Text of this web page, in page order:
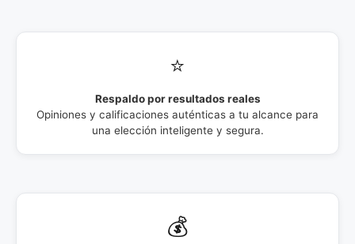
⭐
Respaldo por resultados reales
Opiniones y calificaciones auténticas a tu alcance para
una elección inteligente y segura.
💰